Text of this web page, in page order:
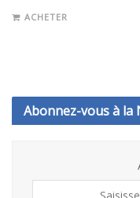
ACHETER
Abonnez-vous à la